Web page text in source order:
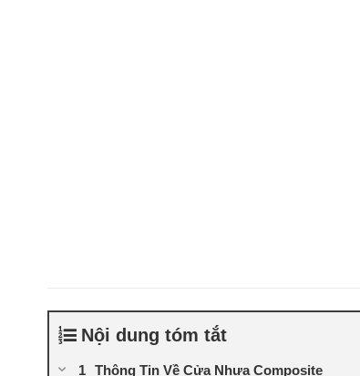
Nội dung tóm tắt
Thông Tin Về Cửa Nhựa Composite